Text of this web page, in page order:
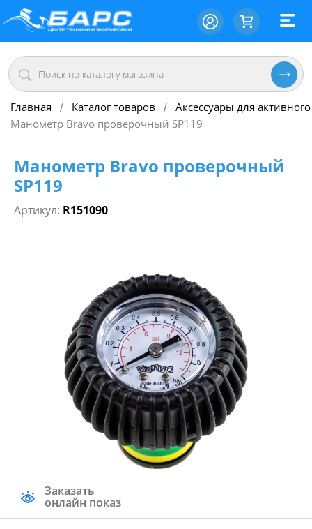
Главная / Каталог товаров / Аксессуары для
Манометр Bravo проверочный SP119
Манометр Bravo проверочный
SP119
Артикул: R151090
Заказать
онлайн показ